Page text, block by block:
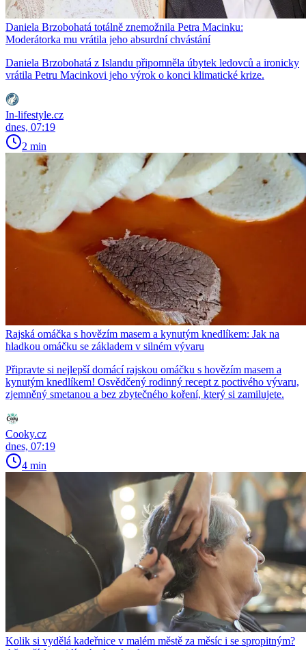
Daniela Brzobohatá totálně znemožnila Petra Macinku:
Moderátorka mu vrátila jeho absurdní chvástání
Daniela Brzobohatá z Islandu připomněla úbytek ledovců a ironicky
vrátila Petru Macinkovi jeho výrok o konci klimatické krize.
In-lifestyle.cz
dnes, 07:19
2 min
Rajská omáčka s hovězím masem a kynutým knedlíkem: Jak na
hladkou omáčku se základem v silném vývaru
Připravte si nejlepší domácí rajskou omáčku s hovězím masem a
kynutým knedlíkem! Osvědčený rodinný recept z poctivého vývaru,
zjemněný smetanou a bez zbytečného koření, který si zamilujete.
Cooky.cz
dnes, 07:19
4 min
Kolik si vydělá kadeřnice v malém městě za měsíc i se spropitným?